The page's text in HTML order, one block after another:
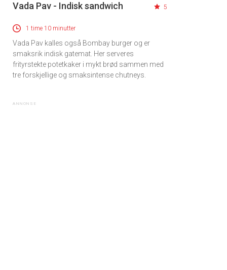
Vada Pav - Indisk sandwich 5
1 time 10 minutter
Vada Pav kalles også Bombay burger og er
smaksrik indisk gatemat. Her serveres
frityrstekte potetkaker i mykt brød sammen med
tre forskjellige og smaksintense chutneys.